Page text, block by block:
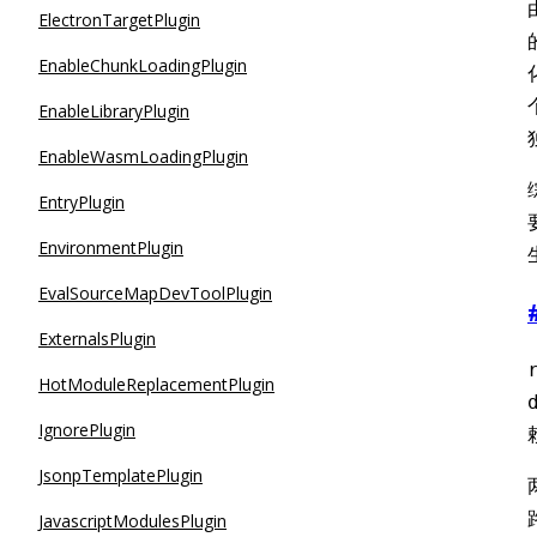
ElectronTargetPlugin
EnableChunkLoadingPlugin
EnableLibraryPlugin
EnableWasmLoadingPlugin
EntryPlugin
EnvironmentPlugin
EvalSourceMapDevToolPlugin
ExternalsPlugin
HotModuleReplacementPlugin
IgnorePlugin
JsonpTemplatePlugin
JavascriptModulesPlugin